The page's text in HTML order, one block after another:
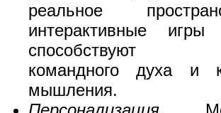
реальное
интерактивные
способствуют
командного духа и
мышления.